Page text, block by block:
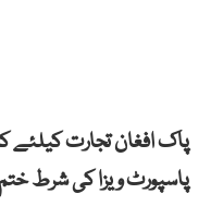
پاک افغان تجارت
پاسپورٹ ویزا کی شرط